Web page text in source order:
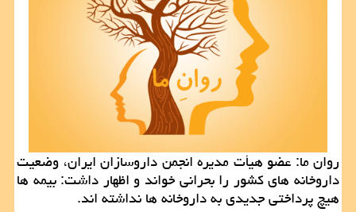
روان ما: عضو هیأت مدیره انجمن داروسازان ایران، وضعیت
داروخانه های كشور را بحرانی خواند و اظهار داشت: بیمه ها
هیچ پرداختی جدیدی به داروخانه ها نداشته اند.